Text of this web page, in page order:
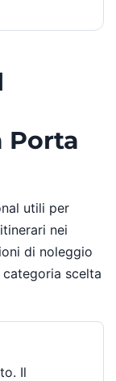
Porta
utili per
nei
di noleggio
scelta
Il